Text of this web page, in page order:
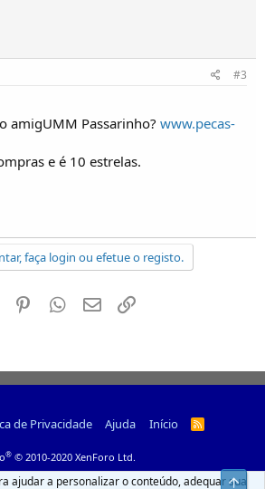
#3
amigUMM Passarinho? www.pecas-
e é 10 estrelas.
faça login ou efetue o registo.
Twitter PinterestWhatsapp
Email
de Privacidade Ajuda Início
R
® © 2010-2020 XenForo Ltd.
ajudar a personalizar o conteúdo, adequar sua
Top